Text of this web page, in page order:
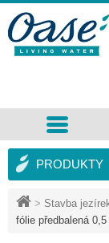
> Stavba
fólie předbalená
PRODUKTY